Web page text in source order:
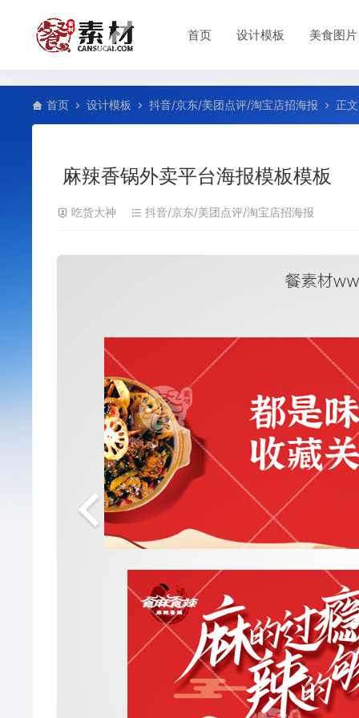
首页 设计模板 美食图片
首页 设计模板 抖音/京东/美团点评/淘宝店招海报 正文
麻辣香锅外卖平台海报模板模板
吃货大神 抖音/京东/美团点评/淘宝店招海报